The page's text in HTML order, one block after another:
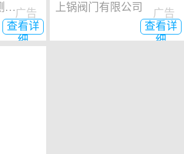
工地扬尘视频监测系统
查看详
细
广告
上锅阀门有限公司
查看详
细
广告